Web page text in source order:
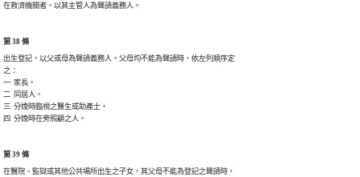
在救濟機關者，以其主管人為聲請義務人。
第 38 條
出生登記，以父或母為聲請義務人，父母均不能為聲請時，依左列順序定
之：
一  家長。
二  同居人。
三  分娩時臨視之醫生或助產士。
四  分娩時在旁照顧之人。
第 39 條
在醫院、監獄或其他公共場所出生之子女，其父母不能為登記之聲請時，